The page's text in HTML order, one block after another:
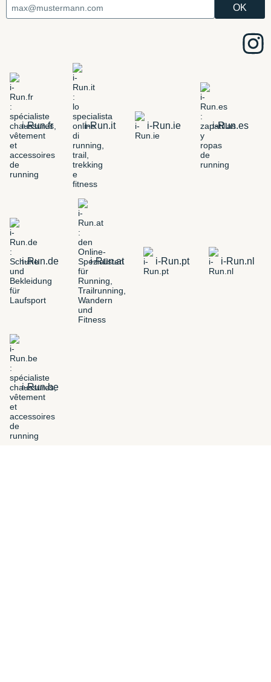
i-Run.fr i-Run.it i-Run.ie i-Run.es
i-Run.de i-Run.at i-Run.pt i-Run.nl
i-Run.be